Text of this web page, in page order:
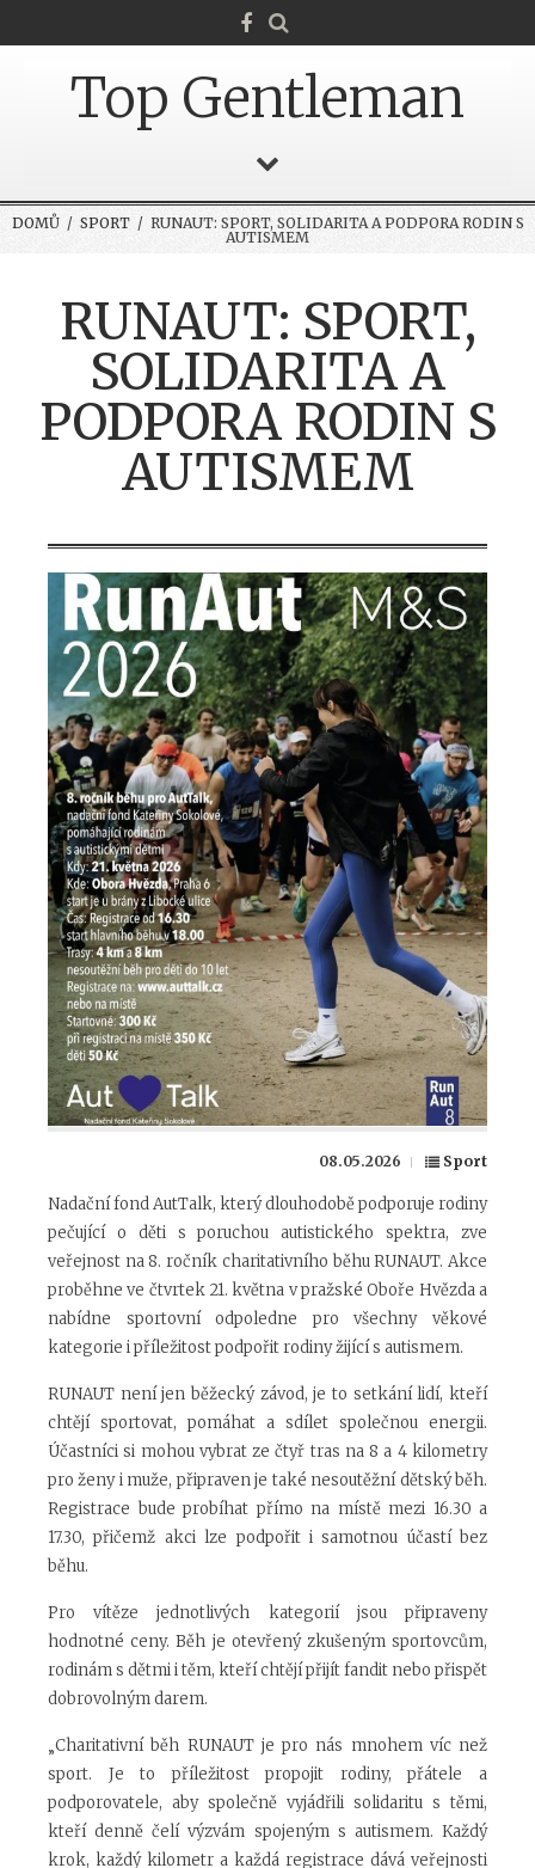
Top Gentleman
DOMŮ/ SPORT/ RUNAUT: SPORT, SOLIDARITA A PODPORA RODIN S
AUTISMEM
RUNAUT: SPORT,
SOLIDARITA A
PODPORA RODIN S
AUTISMEM
08.05.2026 Sport
Nadační fond AutTalk, který dlouhodobě podporuje rodiny
pečující o děti s poruchou autistického spektra, zve
veřejnost na 8. ročník charitativního běhu RUNAUT. Akce
proběhne ve čtvrtek 21. května v pražské Oboře Hvězda a
nabídne sportovní odpoledne pro všechny věkové
kategorie i příležitost podpořit rodiny žijící s autismem.
RUNAUT není jen běžecký závod, je to setkání lidí, kteří
chtějí sportovat, pomáhat a sdílet společnou energii.
Účastníci si mohou vybrat ze čtyř tras na 8 a 4 kilometry
pro ženy i muže, připraven je také nesoutěžní dětský běh.
Registrace bude probíhat přímo na místě mezi 16.30 a
17.30, přičemž akci lze podpořit i samotnou účastí bez
běhu.
Pro vítěze jednotlivých kategorií jsou připraveny
hodnotné ceny. Běh je otevřený zkušeným sportovcům,
rodinám s dětmi i těm, kteří chtějí přijít fandit nebo přispět
dobrovolným darem.
„Charitativní běh RUNAUT je pro nás mnohem víc než
sport. Je to příležitost propojit rodiny, přátele a
podporovatele, aby společně vyjádřili solidaritu s těmi,
kteří denně čelí výzvám spojeným s autismem. Každý
krok, každý kilometr a každá registrace dává veřejnosti